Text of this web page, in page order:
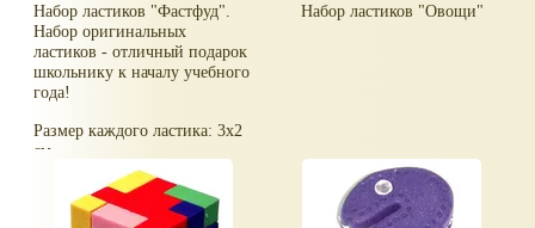
Набор ластиков "Фастфуд".
Набор оригинальных
ластиков - отличный подарок
школьнику к началу учебного
года!
Размер каждого ластика: 3х2
см.
Размеры упаковки: 14х8х2
Набор ластиков "Овощи"